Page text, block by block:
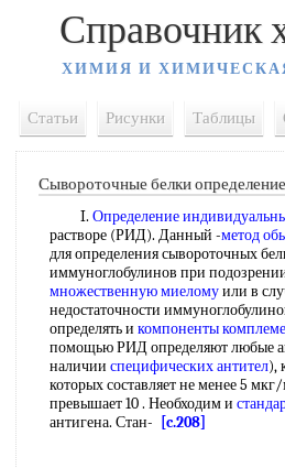
Справочник
ХИМИЯ И
Статьи Рисунки Таблицы
Сывороточные белки определение
I. Определение
растворе (РИД). Данный -метод
для определения сывороточных
иммуноглобулинов при
множественную миеломуили в
недостаточности
определять и компоненты
помощью РИД определяют любые
наличии специфических антител),
которых составляет не менее 5
превышает 10 . Необходим и
антигена. Стан-
[c.208]